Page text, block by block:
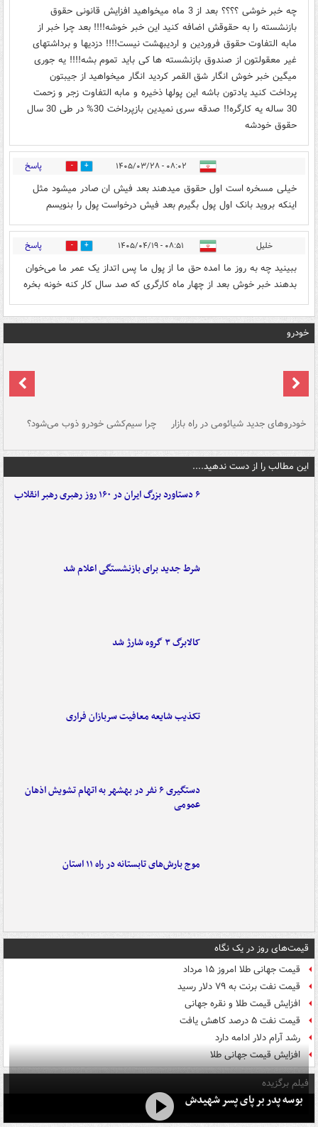
چه خبر خوشی ؟؟؟؟ بعد از 3 ماه میخواهید افزایش قانونی حقوق
بازنشسته را به حقوقش اضافه کنید این خبر خوشه!!!! بعد چرا خبر از
مابه التفاوت حقوق فروردین و اردیبهشت نیست!!!! دزدیها و برداشتهای
غیر معقولتون از صندوق بازنشسته ها کی باید تموم بشه!!!! یه جوری
میگین خبر خوش انگار شق القمر کردید انگار میخواهید از جیبتون
پرداخت کنید یادتون باشه این پولها ذخیره و مابه التفاوت زجر و زحمت
30 ساله یه کارگره!! صدقه سری نمیدین بازپرداخت 30% در طی 30 سال
حقوق خودشه
۰۸:۰۲ - ۱۴۰۵/۰۳/۲۸ 0 پاسخ
خیلی مسخره است اول حقوق میدهند بعد فیش ان صادر میشود مثل
اینکه بروید بانک اول پول بگیرم بعد فیش درخواست پول را بنویسم
خلیل ۰۸:۵۱ - ۱۴۰۵/۰۴/۱۹ 0 پاسخ
ببینید چه به روز ما امده حق ما از پول ما پس اتداز یک عمر ما می‌خوان
بدهند خبر خوش بعد از چهار ماه کارگری که صد سال کار کنه خونه بخره
خودرو
خودروهای جدید شیائومی در راه بازار چرا سیم‌کشی خودرو ذوب می‌شود؟
این مطالب را از دست ندهید....
۶ دستاورد بزرگ ایران در ۱۶۰ روز رهبری رهبر انقلاب
شرط جدید برای بازنشستگی اعلام شد
کالابرگ ۳ گروه شارژ شد
تکذیب شایعه معافیت سربازان فراری
دستگیری ۶ نفر در بهشهر به اتهام تشویش اذهان
عمومی
موج بارش‌های تابستانه در راه ۱۱ استان
قیمت‌های روز در یک نگاه
قیمت جهانی طلا امروز ۱۵ مرداد
قیمت نفت برنت به ۷۹ دلار رسید
افزایش قیمت طلا و نقره جهانی
قیمت نفت ۵ درصد کاهش یافت
رشد آرام دلار ادامه دارد
افزایش قیمت جهانی طلا
فیلم برگزیده
بوسه‌ پدر بر پای پسر شهیدش